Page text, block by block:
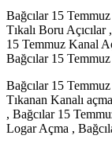
Bağcılar 15
Tıkalı Boru
15 Temmuz Kanal
Bağcılar 15
Bağcılar 15
Tıkanan Kanalı
, Bağcılar 15
Logar Açma ,